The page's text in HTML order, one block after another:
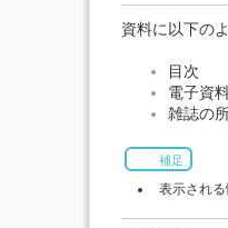
資料に以下の
目次
電子資
雑誌の
補足
表示され